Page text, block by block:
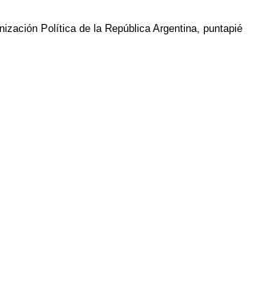
Política de la República Argentina, puntapié